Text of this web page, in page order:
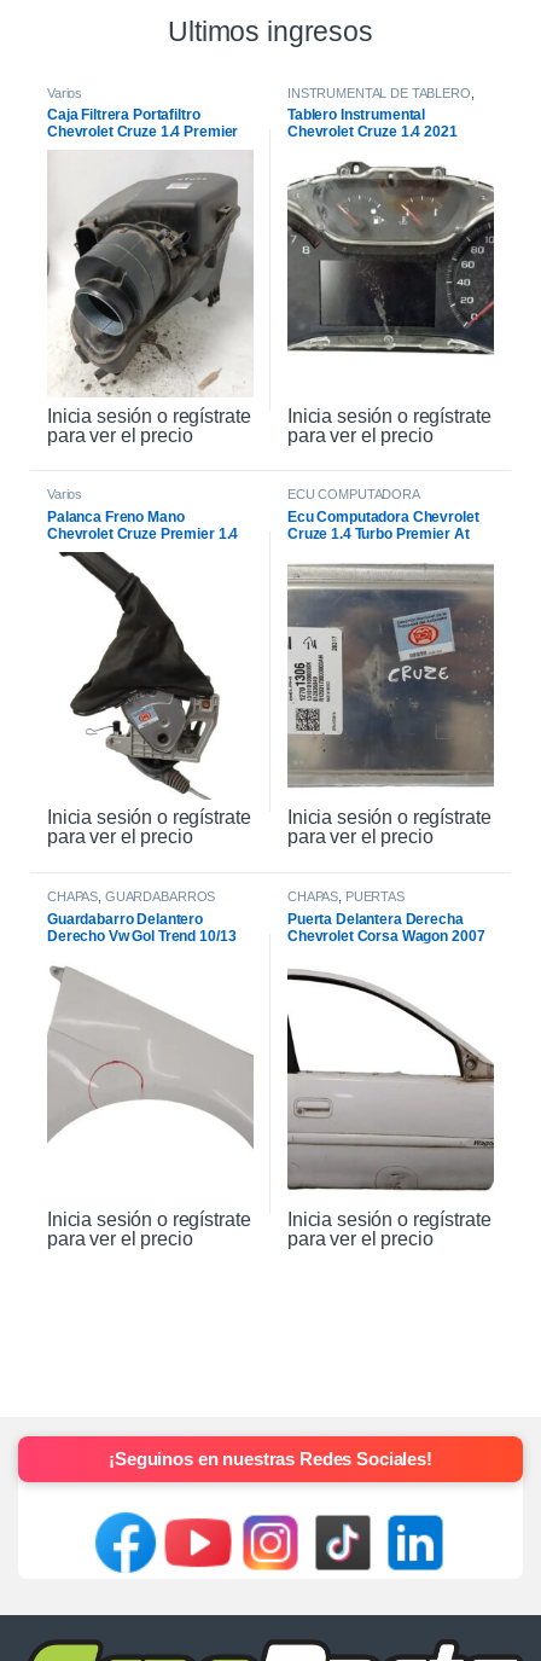
Ultimos ingresos
Varios
Caja Filtrera Portafiltro
Chevrolet Cruze 1.4 Premier
19/21
Inicia sesión o regístrate
para ver el precio
INSTRUMENTAL DE TABLERO
INTERIOR
Tablero Instrumental
Chevrolet Cruze 1.4 2021
Inicia sesión o regístrate
para ver el precio
Varios
Palanca Freno Mano
Chevrolet Cruze Premier 1.4
2021
Inicia sesión o regístrate
para ver el precio
ECU COMPUTADORA
Ecu Computadora Chevrolet
Cruze 1.4 Turbo Premier At
Inicia sesión o regístrate
para ver el precio
CHAPAS GUARDABARROS
Guardabarro Delantero
Derecho Vw Gol Trend 10/13
Inicia sesión o regístrate
para ver el precio
CHAPAS PUERTAS
Puerta Delantera Derecha
Chevrolet Corsa Wagon 2007
Inicia sesión o regístrate
para ver el precio
¡Seguinos en nuestras Redes Sociales!